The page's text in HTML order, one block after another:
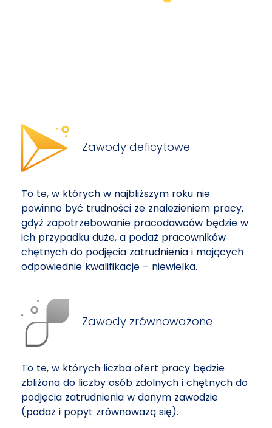
Zawody deficytowe
To te, w których w najbliższym roku nie
powinno być trudności ze znalezieniem pracy,
gdyż zapotrzebowanie pracodawców będzie w
ich przypadku duże, a podaż pracowników
chętnych do podjęcia zatrudnienia i mających
odpowiednie kwalifikacje – niewielka.
Zawody zrównoważone
To te, w których liczba ofert pracy będzie
zbliżona do liczby osób zdolnych i chętnych do
podjęcia zatrudnienia w danym zawodzie
(podaż i popyt zrównoważą się).